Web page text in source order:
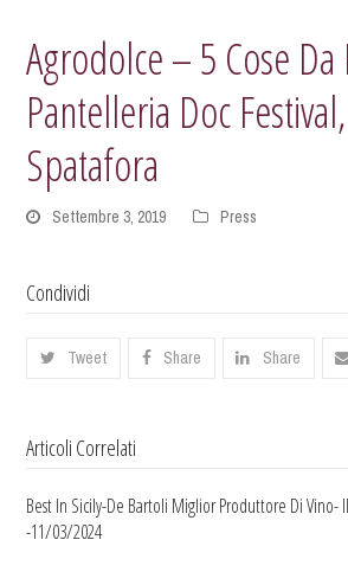
Agrodolce – 5 Cose Da
Pantelleria Doc
Spatafora
Settembre 3, 2019 Press
Condividi
Tweet Share Share
Articoli Correlati
Best In Sicily-De Bartoli Miglior Produttore Di Vino-
-11/03/2024